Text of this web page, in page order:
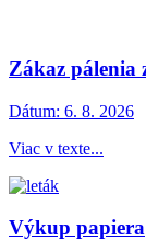
Zákaz pálenia
Dátum: 6. 8. 2026
Viac v texte...
Výkup papiera